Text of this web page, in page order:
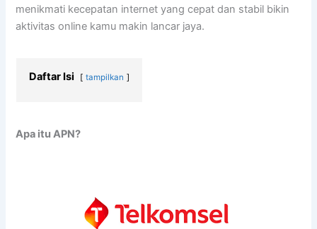
menikmati kecepatan internet yang cepat dan stabil bikin
aktivitas online kamu makin lancar jaya.
Daftar Isi tampilkan
Apa itu APN?